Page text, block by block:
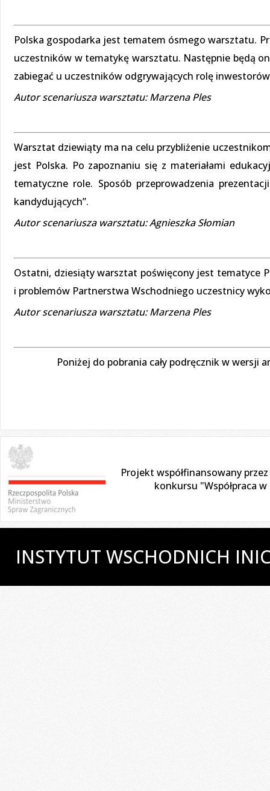
Polska gospodarka jest tematem ósmego warsztatu.
uczestników w tematykę warsztatu. Następnie będą
zabiegać u uczestników odgrywających rolę
Autor scenariusza warsztatu: Marzena Ples
Warsztat dziewiąty ma na celu przybliżenie
jest Polska. Po zapoznaniu się z materiałami
tematyczne role. Sposób przeprowadzenia
kandydujących”.
Autor scenariusza warsztatu: Agnieszka Słomian
Ostatni, dziesiąty warsztat poświęcony jest tematyce
i problemów Partnerstwa Wschodniego uczestnicy
Autor scenariusza warsztatu: Marzena Ples
Poniżej do pobrania cały podręcznik w
Projekt współfinansowany
konkursu "Współpraca
INSTYTUT WSCHODNICH